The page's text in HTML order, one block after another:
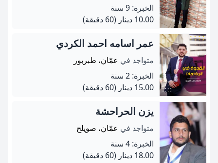
الخبرة: 9 سنة
10.00 دينار
(60 دقيقة)
عمر اسامه احمد الكردي
متواجد في عمّان، طبربور
الخبرة: 2 سنة
15.00 دينار
(60 دقيقة)
يزن الحراحشة
متواجد في عمّان، صويلح
الخبرة: 4 سنة
18.00 دينار
(60 دقيقة)